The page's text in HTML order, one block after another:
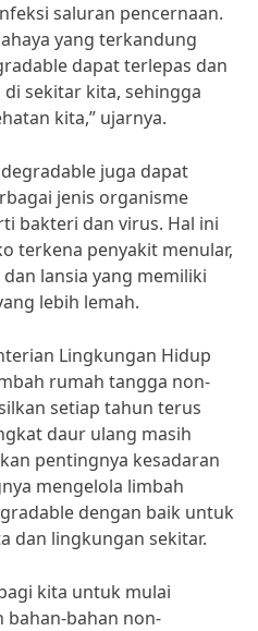
saluran pencernaan.
yang terkandung
dapat terlepas dan
sekitar kita, sehingga
kita,” ujarnya.
juga dapat
jenis organisme
bakteri dan virus. Hal ini
terkena penyakit menular,
lansia yang memiliki
lebih lemah.
Lingkungan Hidup
rumah tangga non-
setiap tahun terus
daur ulang masih
pentingnya kesadaran
mengelola limbah
dengan baik untuk
dan lingkungan sekitar.
kita untuk mulai
bahan non-